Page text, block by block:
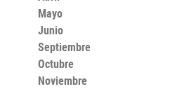
Mayo
Junio
Septiembre
Octubre
Noviembre